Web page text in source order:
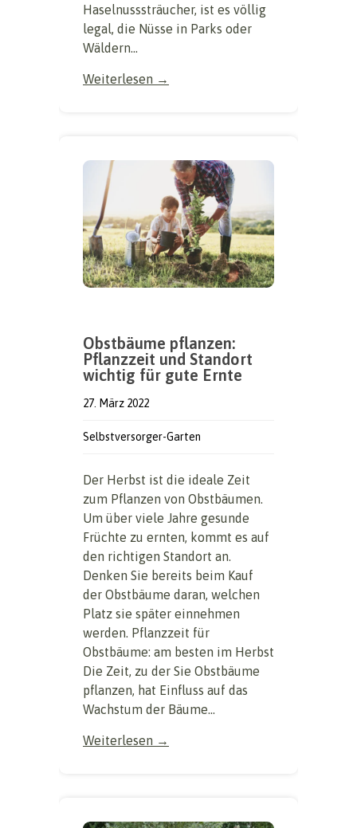
Haselnusssträucher, ist es völlig
legal, die Nüsse in Parks oder
Wäldern...
Weiterlesen →
Obstbäume pflanzen:
Pflanzzeit und Standort
wichtig für gute Ernte
27. März 2022
Selbstversorger-Garten
Der Herbst ist die ideale Zeit
zum Pflanzen von Obstbäumen.
Um über viele Jahre gesunde
Früchte zu ernten, kommt es auf
den richtigen Standort an.
Denken Sie bereits beim Kauf
der Obstbäume daran, welchen
Platz sie später einnehmen
werden. Pflanzzeit für
Obstbäume: am besten im Herbst
Die Zeit, zu der Sie Obstbäume
pflanzen, hat Einfluss auf das
Wachstum der Bäume...
Weiterlesen →